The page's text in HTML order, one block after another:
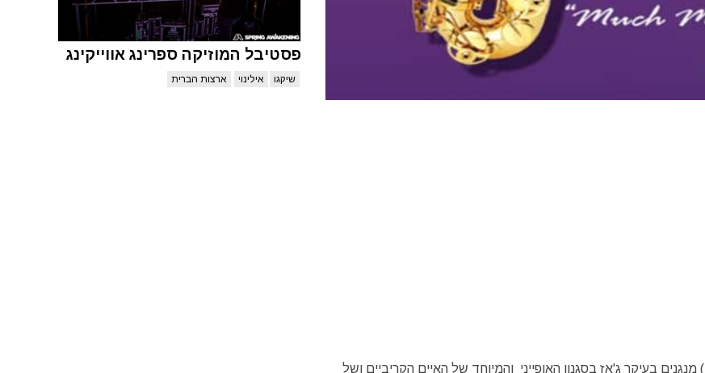
פסטיבל המוזיקה ספרינג אווייקינג
שיקגו אילינוי ארצות הברית
בפסטיבל הג'אז טבגו אקספיריאנס (Tobago Jazz Experience) מנגנים בעיקר ג'אז בסגנון האופייני והמיוחד של האיים הקריביים ושל